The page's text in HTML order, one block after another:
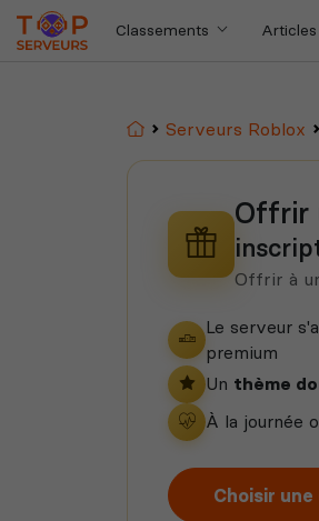
Classements Articles
Accueil
Serveurs Roblox
Offrir
Offrir à
Le serveur
premium
Un thème
À la journée
Choisir